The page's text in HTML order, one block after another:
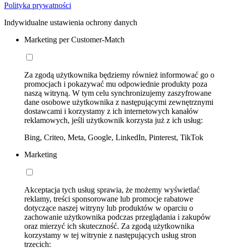
Polityka prywatności
Indywidualne ustawienia ochrony danych
Marketing per Customer-Match
Za zgodą użytkownika będziemy również informować go o
promocjach i pokazywać mu odpowiednie produkty poza
naszą witryną. W tym celu synchronizujemy zaszyfrowane
dane osobowe użytkownika z następującymi zewnętrznymi
dostawcami i korzystamy z ich internetowych kanałów
reklamowych, jeśli użytkownik korzysta już z ich usług:
Bing, Criteo, Meta, Google, LinkedIn, Pinterest, TikTok
Marketing
Akceptacja tych usług sprawia, że możemy wyświetlać
reklamy, treści sponsorowane lub promocje rabatowe
dotyczące naszej witryny lub produktów w oparciu o
zachowanie użytkownika podczas przeglądania i zakupów
oraz mierzyć ich skuteczność. Za zgodą użytkownika
korzystamy w tej witrynie z następujących usług stron
trzecich: